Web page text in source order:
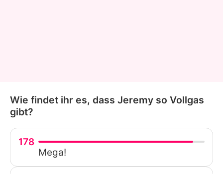
Wie findet ihr es, dass Jeremy so Vollgas
gibt?
178
Mega!